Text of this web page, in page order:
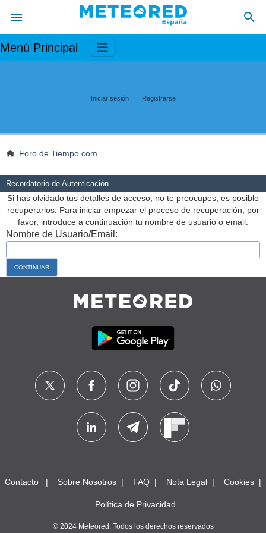
Menú Principal
Iniciar sesión Registrarse
Foro de Tiempo.com
Recordatorio de Autenticación
Si has olvidado tus detalles de acceso, no te preocupes, es posible
recuperarlos. Para iniciar empezar el proceso de recuperación, por
favor, introduce a continuación tu nombre de usuario o email.
Nombre de Usuario/Email:
Contacto Sobre Nosotros FAQ Nota Legal Cookies
Política de Privacidad
© 2024 Meteored. Todos los derechos reservados